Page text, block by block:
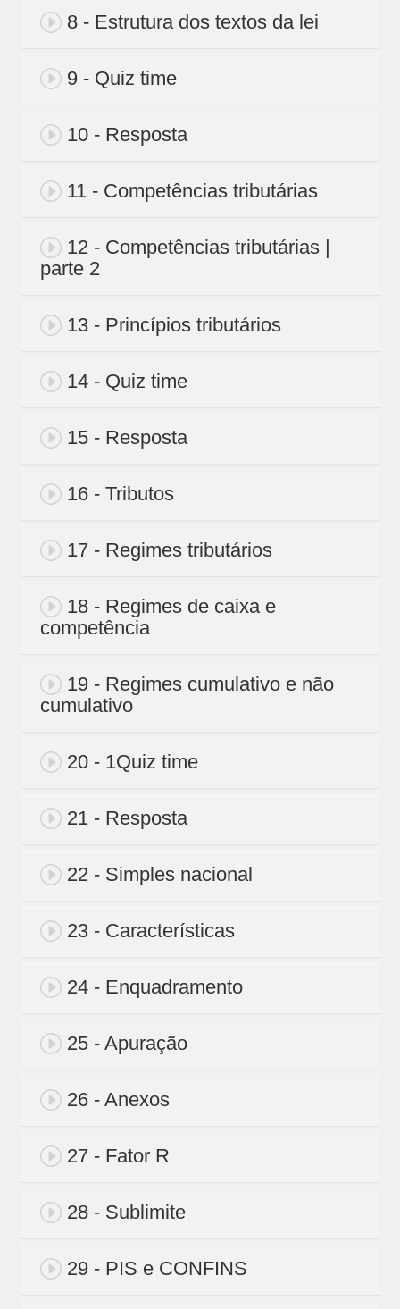
8 - Estrutura dos textos da lei
9 - Quiz time
10 - Resposta
11 - Competências tributárias
12 - Competências tributárias |
parte 2
13 - Princípios tributários
14 - Quiz time
15 - Resposta
16 - Tributos
17 - Regimes tributários
18 - Regimes de caixa e
competência
19 - Regimes cumulativo e não
cumulativo
20 - 1Quiz time
21 - Resposta
22 - Simples nacional
23 - Características
24 - Enquadramento
25 - Apuração
26 - Anexos
27 - Fator R
28 - Sublimite
29 - PIS e CONFINS